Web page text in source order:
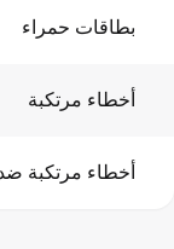
بطاقات حمراء
أخطاء مرتكبة
أخطاء مرتكبة